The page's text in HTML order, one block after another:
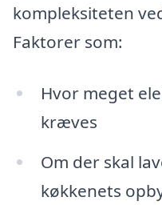
kompleksiteten
Faktorer som:
Hvor meget
kræves
Om der skal
køkkenets